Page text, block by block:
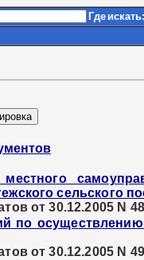
Где искать:
сельского
от 30.12.2005 N 48
по осуществлению
от 30.12.2005 N 49